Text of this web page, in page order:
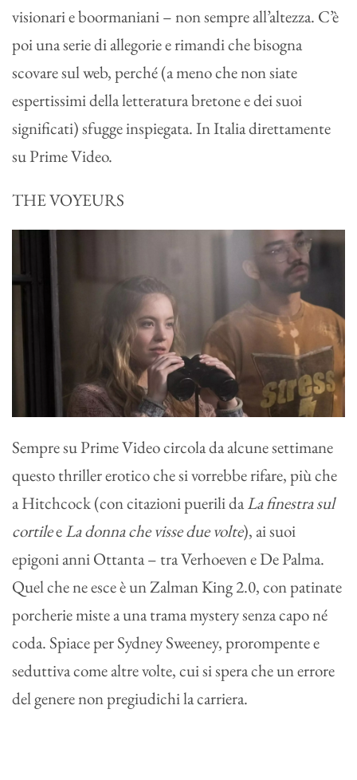
visionari e boormaniani – non sempre all’altezza. C’è
poi una serie di allegorie e rimandi che bisogna
scovare sul web, perché (a meno che non siate
espertissimi della letteratura bretone e dei suoi
significati) sfugge inspiegata. In Italia direttamente
su Prime Video.
THE VOYEURS
Sempre su Prime Video circola da alcune settimane
questo thriller erotico che si vorrebbe rifare, più che
a Hitchcock (con citazioni puerili daLa finestra sul
cortileeLa donna che visse due volte), ai suoi
epigoni anni Ottanta – tra Verhoeven e De Palma.
Quel che ne esce è un Zalman King 2.0, con patinate
porcherie miste a una trama mystery senza capo né
coda. Spiace per Sydney Sweeney, prorompente e
seduttiva come altre volte, cui si spera che un errore
del genere non pregiudichi la carriera.